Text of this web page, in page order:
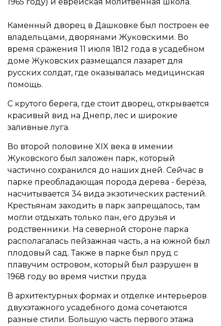
Каменный дворец в Дашковке был построен ее
владельцами, дворянами Жуковскими. Во
время сражения 11 июля 1812 года в усадебном
доме Жуковских размещался лазарет для
русских солдат, где оказывалась медицинская
помощь.
С крутого берега, где стоит дворец, открывается
красивый вид на Днепр, лес и широкие
заливные луга.
Во второй половине XIX века в имении
Жуковского был заложен парк, который
частично сохранился до наших дней. Сейчас в
парке преобладающая порода дерева - берёза,
насчитывается 34 вида экзотических растений.
Крестьянам заходить в парк запрещалось, там
могли отдыхать только пан, его друзья и
родственники. На северной стороне парка
располагалась пейзажная часть, а на южной был
плодовый сад. Также в парке был пруд с
плавучим островом, который был разрушен в
1968 году во время чистки пруда.
В архитектурных формах и отделке интерьеров
двухэтажного усадебного дома сочетаются
разные стили. Большую часть первого этажа